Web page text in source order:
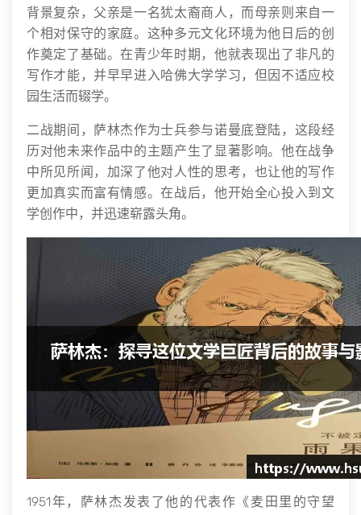
背景复杂，父亲是一名犹太裔商人，而母亲则来自一
个相对保守的家庭。这种多元文化环境为他日后的创
作奠定了基础。在青少年时期，他就表现出了非凡的
写作才能，并早早进入哈佛大学学习，但因不适应校
园生活而辍学。
二战期间，萨林杰作为士兵参与诺曼底登陆，这段经
历对他未来作品中的主题产生了显著影响。他在战争
中所见所闻，加深了他对人性的思考，也让他的写作
更加真实而富有情感。在战后，他开始全心投入到文
学创作中，并迅速崭露头角。
1951年，萨林杰发表了他的代表作《麦田里的守望